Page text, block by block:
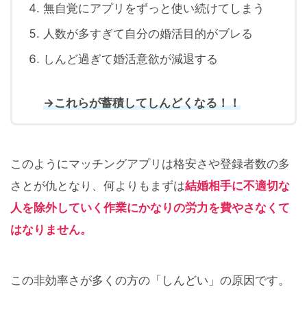
無自覚にアプリをずっと使い続けてしまう
人数が多すぎて自分の婚活目的がブレる
しんど過ぎて婚活意欲が減退する
→これらが蓄積してしんどくなる！！
このようにマッチングアプリは格安さや登録者数の多
さとが仇となり、何よりもまずは結婚相手に不適切な
人を除外していく作業にかなりの労力を費やさなくて
はなりません。
この非効率さが多くの方の「しんどい」の原因です。